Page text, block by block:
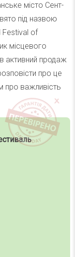
місто Сент-
під назвою
Festival of
місцевого
активний продаж
про це
про важливість